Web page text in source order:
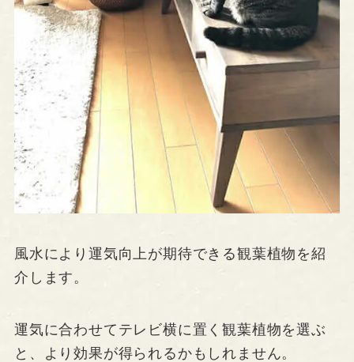
風水により運気向上が期待できる観葉植物を紹
介します。
運気に合わせてテレビ横に置く観葉植物を選ぶ
と、より効果が得られるかもしれません。